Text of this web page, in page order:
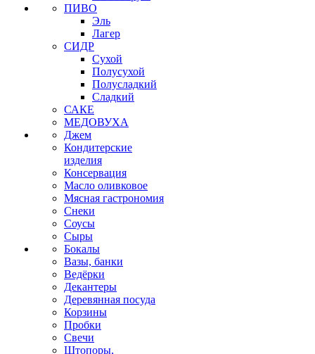
ПИВО
Эль
Лагер
СИДР
Сухой
Полусухой
Полусладкий
Сладкий
САКЕ
МЕДОВУХА
Джем
Кондитерские
изделия
Консервация
Масло оливковое
Мясная гастрономия
Снеки
Соусы
Сыры
Бокалы
Вазы, банки
Ведёрки
Декантеры
Деревянная посуда
Корзины
Пробки
Свечи
Штопоры,